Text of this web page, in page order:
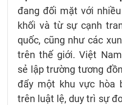
đang đối mặt với
khối và từ sự cạnh
quốc, cũng như các
trên thế giới. Việt
sẻ lập trường tương
đẩy một khu vực hòa
trên luật lệ, duy trì sự